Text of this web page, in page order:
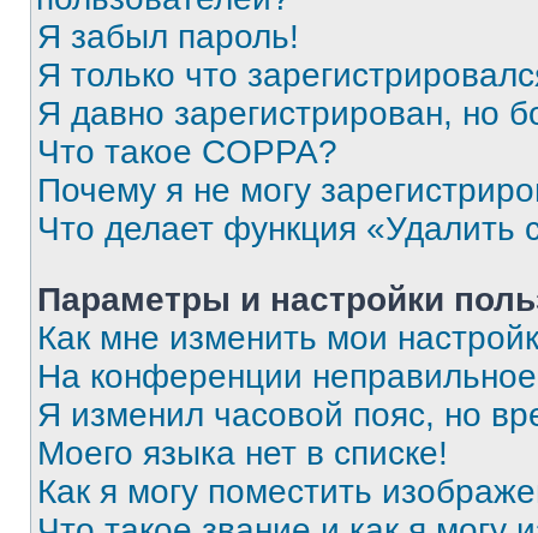
Я забыл пароль!
Я только что
Я давно зарегистрирован, но
Что такое COPPA?
Почему я не могу
Что делает функция «Удалить
Параметры и настройки
Как мне изменить мои
На конференции
Я изменил часовой пояс, но
Моего языка нет в списке!
Как я могу поместить